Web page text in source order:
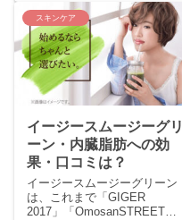
ります。 太陽から降りそそぐ
紫外線には３種類（UV-A、
UV-B、UV-C）...
スキンケア
イージースムージーグリ
ーン・内臓脂肪への効
果・口コミは？
イージースムージーグリーン
は、これまで「GIGER
2017」「OmosanSTREET」